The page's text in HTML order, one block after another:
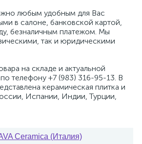
любым удобным для Вас
в салоне, банковской картой,
безналичным платежом. Мы
так и юридическими
на складе и актуальной
телефону +7 (983) 316-95-13. В
керамическая плитка и
Испании, Индии, Турции,
Ceramica (Италия)